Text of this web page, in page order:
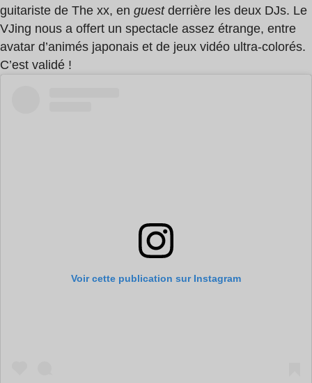
guitariste de The xx, en guestderrière les deux DJs. Le
VJing nous a offert un spectacle assez étrange, entre
avatar d’animés japonais et de jeux vidéo ultra-colorés.
C’est validé !
Voir cette publication sur Instagram